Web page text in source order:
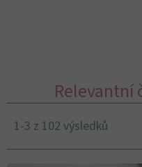
Relevantní
1-3 z 102 výsledků